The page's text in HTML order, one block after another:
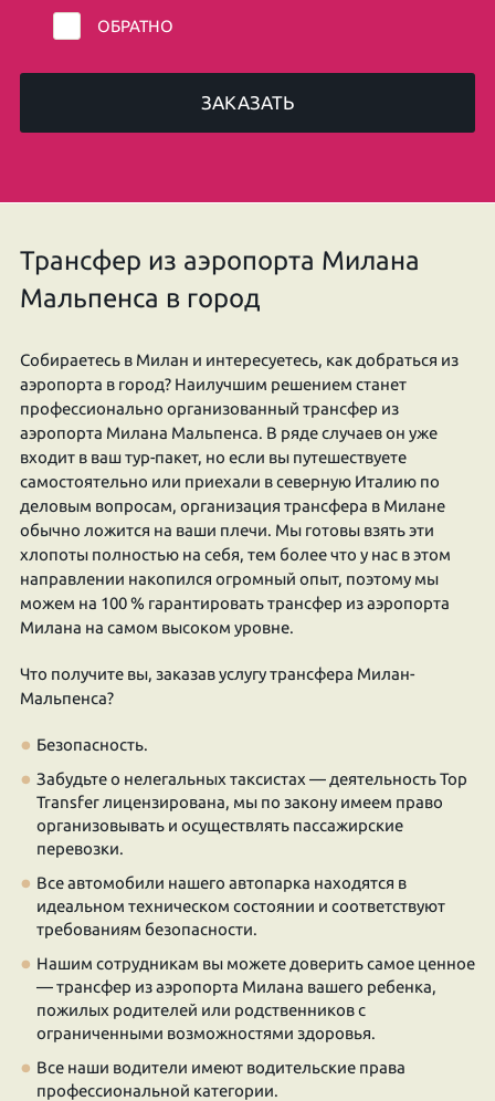
ОБРАТНО
ЗАКАЗАТЬ
Трансфер из аэропорта Милана
Мальпенса в город
Собираетесь в Милан и интересуетесь, как добраться из
аэропорта в город? Наилучшим решением станет
профессионально организованный трансфер из
аэропорта Милана Мальпенса. В ряде случаев он уже
входит в ваш тур-пакет, но если вы путешествуете
самостоятельно или приехали в северную Италию по
деловым вопросам, организация трансфера в Милане
обычно ложится на ваши плечи. Мы готовы взять эти
хлопоты полностью на себя, тем более что у нас в этом
направлении накопился огромный опыт, поэтому мы
можем на 100 % гарантировать трансфер из аэропорта
Милана на самом высоком уровне.
Что получите вы, заказав услугу трансфера Милан-
Мальпенса?
Безопасность.
Забудьте о нелегальных таксистах — деятельность Top
Transfer лицензирована, мы по закону имеем право
организовывать и осуществлять пассажирские
перевозки.
Все автомобили нашего автопарка находятся в
идеальном техническом состоянии и соответствуют
требованиям безопасности.
Нашим сотрудникам вы можете доверить самое ценное
— трансфер из аэропорта Милана вашего ребенка,
пожилых родителей или родственников с
ограниченными возможностями здоровья.
Все наши водители имеют водительские права
профессиональной категории.